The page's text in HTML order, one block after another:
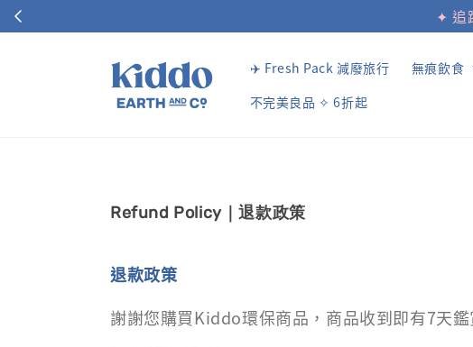
✦ 追
✈️ Fresh Pack 減廢旅行 無痕飲食
不完美良品 ✧ 6折起
Refund Policy｜退款政策
退款政策
謝謝您購買Kiddo環保商品，商品收到即有7天